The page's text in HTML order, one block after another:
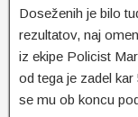
Doseženih je bilo
rezultatov, naj
iz ekipe Policist
od tega je zadel
se mu ob koncu